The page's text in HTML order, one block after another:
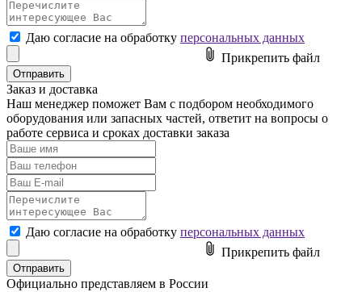
Даю согласие на обработку персональных данных
Прикрепить файл
Заказ и доставка
Наш менеджер поможет Вам с подбором необходимого
оборудования или запасных частей, ответит на вопросы о
работе сервиса и сроках доставки заказа
Даю согласие на обработку персональных данных
Прикрепить файл
Официально представляем в России